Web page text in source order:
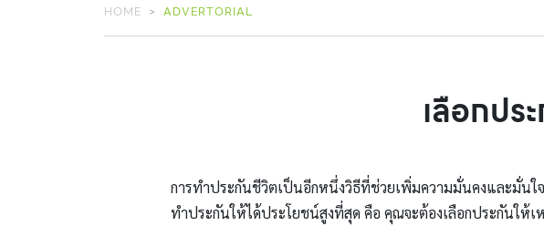
HOME ADVERTORIAL
เลือกป
การทำประกันชีวิตเป็นอีกหนึ่งวิธีที่ช่วยเพิ่มความมั่นคงและมั่น
ทำประกันให้ได้ประโยชน์สูงที่สุด คือ คุณจะต้องเลือกประกันใ